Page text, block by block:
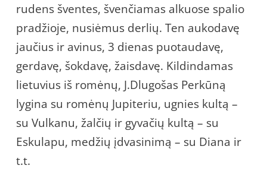
rudens šventes, švenčiamas alkuose spalio
pradžioje, nusiėmus derlių. Ten aukodavę
jaučius ir avinus, 3 dienas puotaudavę,
gerdavę, šokdavę, žaisdavę. Kildindamas
lietuvius iš romėnų, J.Dlugošas Perkūną
lygina su romėnų Jupiteriu, ugnies kultą –
su Vulkanu, žalčių ir gyvačių kultą – su
Eskulapu, medžių įdvasinimą – su Diana ir
t.t.